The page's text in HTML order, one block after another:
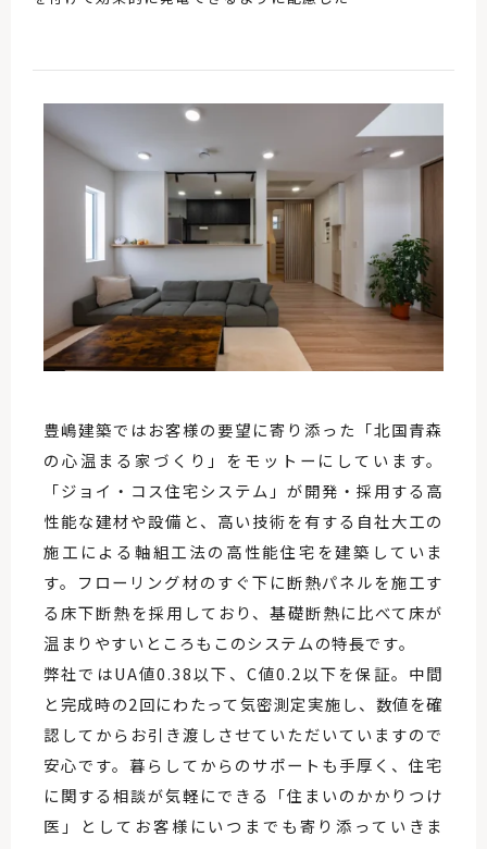
豊嶋建築ではお客様の要望に寄り添った「北国青森
の心温まる家づくり」をモットーにしています。
「ジョイ・コス住宅システム」が開発・採用する高
性能な建材や設備と、高い技術を有する自社大工の
施工による軸組工法の高性能住宅を建築していま
す。フローリング材のすぐ下に断熱パネルを施工す
る床下断熱を採用しており、基礎断熱に比べて床が
温まりやすいところもこのシステムの特長です。
弊社ではUA値0.38以下、C値0.2以下を保証。中間
と完成時の2回にわたって気密測定実施し、数値を確
認してからお引き渡しさせていただいていますので
安心です。暮らしてからのサポートも手厚く、住宅
に関する相談が気軽にできる「住まいのかかりつけ
医」としてお客様にいつまでも寄り添っていきま